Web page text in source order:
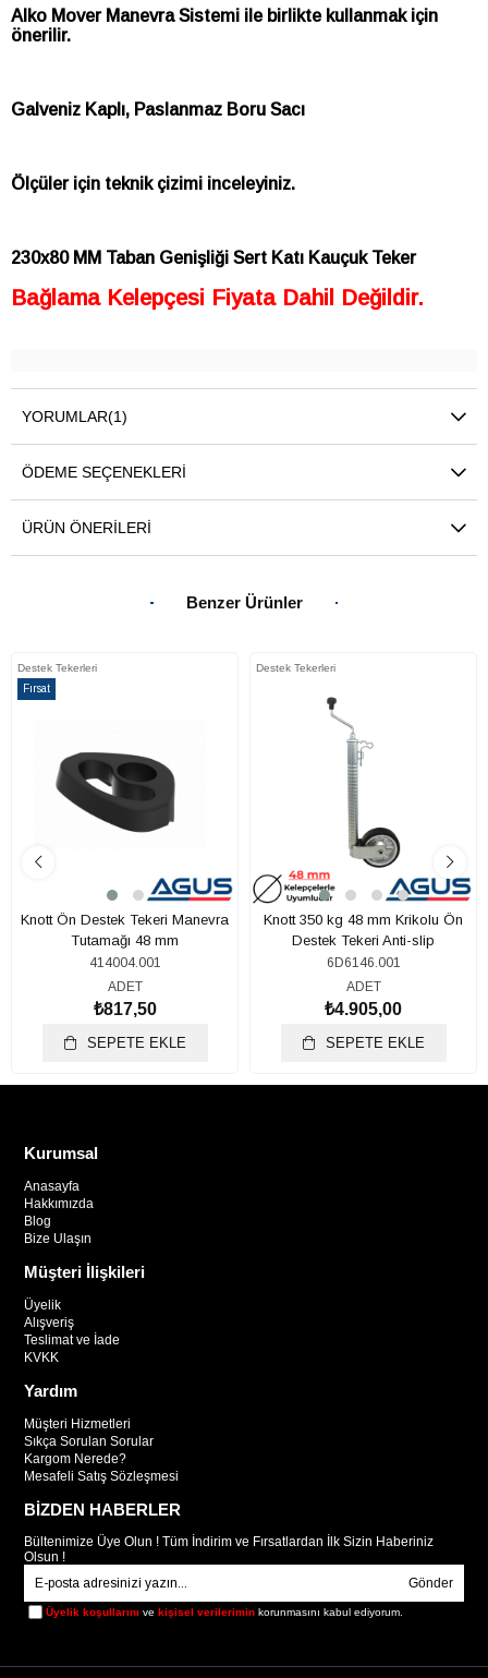
Alko Mover Manevra Sistemi ile birlikte kullanmak için
önerilir.
Galveniz Kaplı, Paslanmaz Boru Sacı
Ölçüler için teknik çizimi inceleyiniz.
230x80 MM Taban Genişliği Sert Katı Kauçuk Teker
Bağlama Kelepçesi Fiyata Dahil Değildir.
YORUMLAR(1)
ÖDEME SEÇENEKLERI
ÜRÜN ÖNERILERI
Benzer Ürünler
Destek Tekerleri
Fırsat
Knott Ön Destek Tekeri Manevra
Tutamağı 48 mm
414004.001
ADET
₺817,50
SEPETE EKLE
Destek Tekerleri
Knott 350 kg 48 mm Krikolu Ön
Destek Tekeri Anti-slip
6D6146.001
ADET
₺4.905,00
SEPETE EKLE
Kurumsal
Anasayfa
Hakkımızda
Blog
Bize Ulaşın
Müşteri İlişkileri
Üyelik
Alışveriş
Teslimat ve İade
KVKK
Yardım
Müşteri Hizmetleri
Sıkça Sorulan Sorular
Kargom Nerede?
Mesafeli Satış Sözleşmesi
BİZDEN HABERLER
Bültenimize Üye Olun ! Tüm İndirim ve Fırsatlardan İlk Sizin Haberiniz
Olsun !
Gönder
Üyelik koşullarını vekişisel verilerimin korunmasını kabul ediyorum.